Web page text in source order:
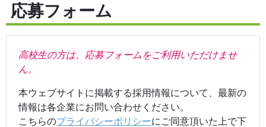
応募フォーム
高校生の方は、応募フォームをご利用いただけませ
ん。
本ウェブサイトに掲載する採用情報について、最新の
情報は各企業にお問い合わせください。
こちらのプライバシーポリシーにご同意頂いた上で下